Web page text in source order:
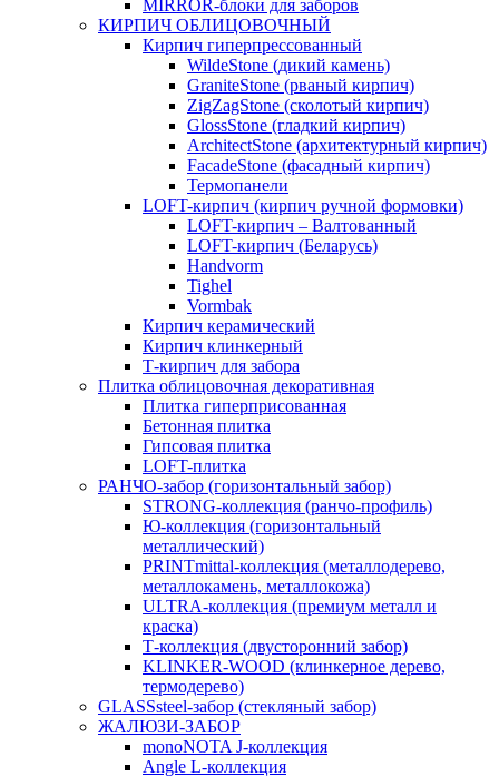
MIRROR-блоки для заборов
КИРПИЧ ОБЛИЦОВОЧНЫЙ
Кирпич гиперпрессованный
WildeStone (дикий камень)
GraniteStone (рваный кирпич)
ZigZagStone (сколотый кирпич)
GlossStone (гладкий кирпич)
ArchitectStone (архитектурный кирпич)
FacadeStone (фасадный кирпич)
Термопанели
LOFT-кирпич (кирпич ручной формовки)
LOFT-кирпич – Валтованный
LOFT-кирпич (Беларусь)
Handvorm
Tighel
Vormbak
Кирпич керамический
Кирпич клинкерный
Т-кирпич для забора
Плитка облицовочная декоративная
Плитка гиперприсованная
Бетонная плитка
Гипсовая плитка
LOFT-плитка
РАНЧО-забор (горизонтальный забор)
STRONG-коллекция (ранчо-профиль)
Ю-коллекция (горизонтальный
металлический)
PRINTmittal-коллекция (металлодерево,
металлокамень, металлокожа)
ULTRA-коллекция (премиум металл и
краска)
Т-коллекция (двусторонний забор)
KLINKER-WOOD (клинкерное дерево,
термодерево)
GLASSsteel-забор (стекляный забор)
ЖАЛЮЗИ-ЗАБОР
monoNOTA J-коллекция
Angle L-коллекция